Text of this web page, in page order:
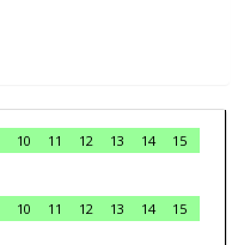
10 11 12 13 14
15
10 11 12 13 14
15